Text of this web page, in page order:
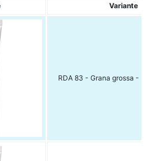
Variante
RDA 83 - Grana grossa - Blu